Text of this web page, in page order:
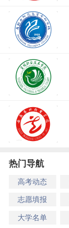
热门导航
高考动态
志愿填报
大学名单